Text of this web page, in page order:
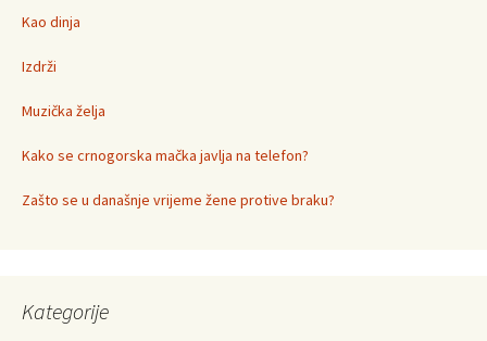
Kao dinja
Izdrži
Muzička želja
Kako se crnogorska mačka javlja na telefon?
Zašto se u današnje vrijeme žene protive braku?
Kategorije